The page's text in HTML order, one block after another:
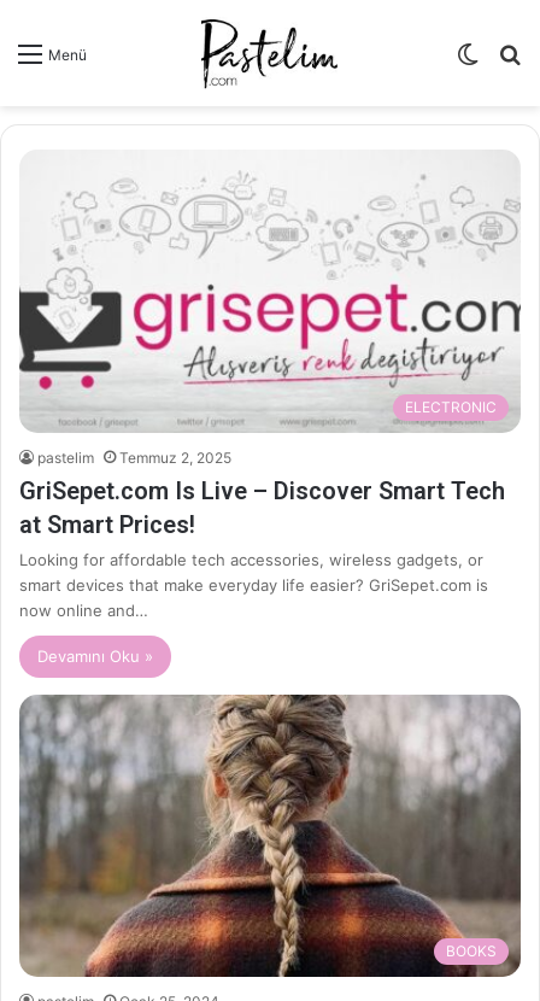
Menü
...
Dış
ELECTRONIC
pastelim Temmuz 2, 2025
GriSepet.com Is Live – Discover Smart Tech
at Smart Prices!
Looking for affordable tech accessories, wireless gadgets, or
smart devices that make everyday life easier? GriSepet.com is
now online and…
Devamını Oku »
BOOKS